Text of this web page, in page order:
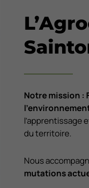
Notre mission :
l’apprentissage
du territoire.
Nous
mutations